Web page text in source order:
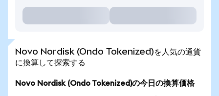
Novo Nordisk (Ondo Tokenized)を人気の通貨
に換算して探索する
Novo Nordisk (Ondo Tokenized)の今日の換算価格